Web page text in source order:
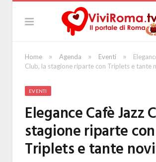
Home » Agenda » Eventi »
Club, la stagione riparte con Triplets e tante
EVENTI
Elegance Cafè Jazz
stagione riparte con
Triplets e tante